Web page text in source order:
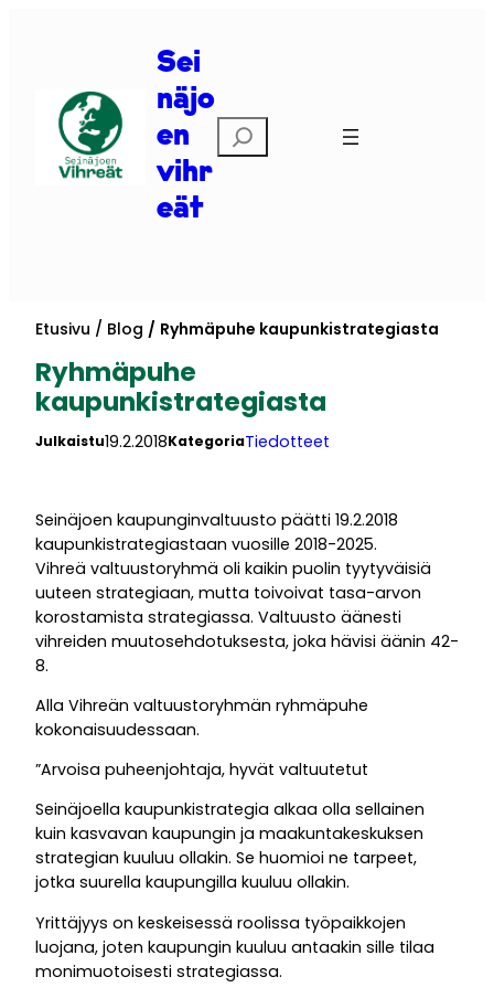
Sei
näjo
en
vihr
eät
Etsi
Etusivu Blog Ryhmäpuhe kaupunkistrategiasta
Ryhmäpuhe
kaupunkistrategiasta
Julkaistu19.2.2018KategoriaTiedotteet
Seinäjoen kaupunginvaltuusto päätti 19.2.2018
kaupunkistrategiastaan vuosille 2018-2025.
Vihreä valtuustoryhmä oli kaikin puolin tyytyväisiä
uuteen strategiaan, mutta toivoivat tasa-arvon
korostamista strategiassa. Valtuusto äänesti
vihreiden muutosehdotuksesta, joka hävisi äänin 42-
8.
Alla Vihreän valtuustoryhmän ryhmäpuhe
kokonaisuudessaan.
”Arvoisa puheenjohtaja, hyvät valtuutetut
Seinäjoella kaupunkistrategia alkaa olla sellainen
kuin kasvavan kaupungin ja maakuntakeskuksen
strategian kuuluu ollakin. Se huomioi ne tarpeet,
jotka suurella kaupungilla kuuluu ollakin.
Yrittäjyys on keskeisessä roolissa työpaikkojen
luojana, joten kaupungin kuuluu antaakin sille tilaa
monimuotoisesti strategiassa.